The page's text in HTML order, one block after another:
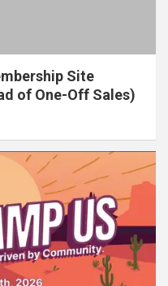
Site
of One-Off Sales)